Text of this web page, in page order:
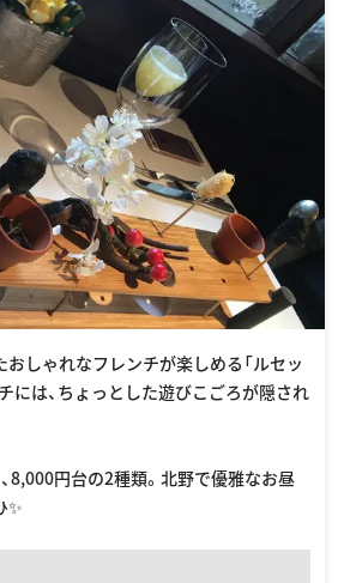
しゃれなフレンチが楽しめる「ルセッ
には、ちょっとした遊びこごろが隠され
8,000円台の2種類。北野で優雅なお昼
✨